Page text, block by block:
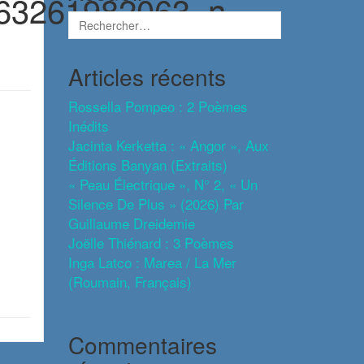
Articles récents
Rossella Pompeo : 2 Poèmes
Inédits
Jacinta Kerketta : « Angor », Aux
Éditions Banyan (extraits)
« Peau Électrique », N° 2, « Un
Silence De Plus » (2026) Par
Guillaume Dreidemie
Joëlle Thiénard : 3 Poèmes
Inga Latco : Marea / La Mer
(roumain, Français)
Commentaires